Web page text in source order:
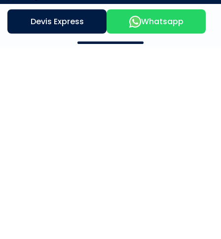
Devis Express Whatsapp
Contactez nous